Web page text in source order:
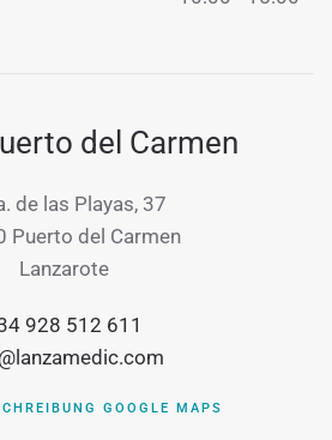
del Carmen
de las Playas, 37
Puerto del Carmen
Lanzarote
928 512 611
GOOGLE MAPS